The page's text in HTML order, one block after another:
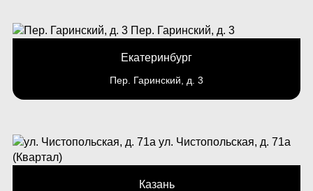
Екатеринбург
Пер. Гаринский, д. 3
Казань